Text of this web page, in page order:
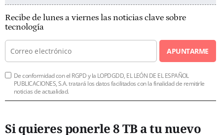
Recibe de lunes a viernes las noticias clave sobre
tecnología
APUNTARME
De conformidad con el RGPD y la LOPDGDD, EL LEÓN DE EL ESPAÑOL
PUBLICACIONES, S.A. tratará los datos facilitados con la finalidad de remitirle
noticias de actualidad.
Si quieres ponerle 8 TB a tu nuevo